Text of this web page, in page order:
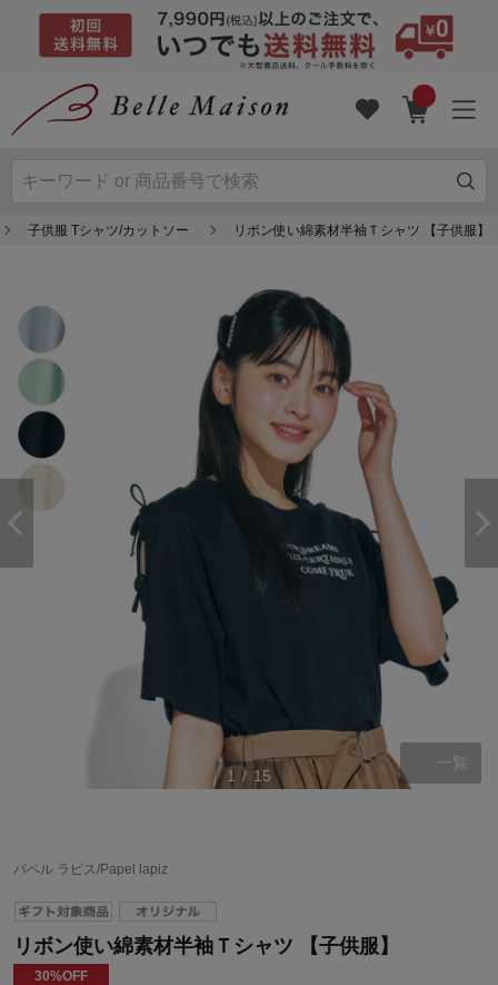
子供服 Tシャツ/カットソー リボン使い綿素材半袖Ｔシャツ 【子供服】
1 / 15
一覧
パペル ラピス/Papel lapiz
リボン使い綿素材半袖Ｔシャツ 【子供服】
30%OFF